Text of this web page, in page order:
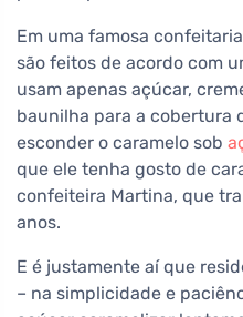
Em uma famosa
são feitos de acordo com
usam apenas açúcar,
baunilha para a cobertura
esconder o caramelo sob
que ele tenha gosto de
confeiteira Martina, que
anos.
E é justamente aí que
– na simplicidade e